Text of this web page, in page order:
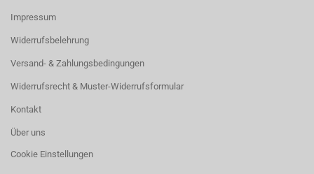
Impressum
Widerrufsbelehrung
Versand- & Zahlungsbedingungen
Widerrufsrecht & Muster-Widerrufsformular
Kontakt
Über uns
Cookie Einstellungen